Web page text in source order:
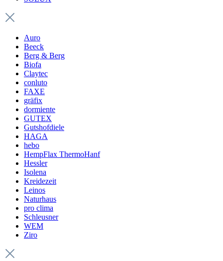
Auro
Beeck
Berg & Berg
Biofa
Claytec
conluto
FAXE
gräfix
dormiente
GUTEX
Gutshofdiele
HAGA
hebo
HempFlax ThermoHanf
Hessler
Isolena
Kreidezeit
Leinos
Naturhaus
pro clima
Schleusner
WEM
Ziro